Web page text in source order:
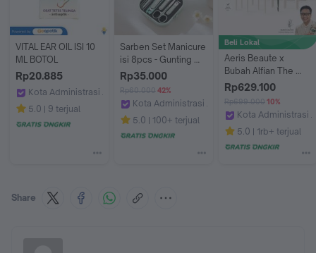
VITAL EAR OIL ISI 10
ML BOTOL
Rp20.885
Kota Administrasi Jakarta Timur
Apotek Clara Jaya By GoApotik
5.0 9 terjual
Sarben Set Manicure
isi 8pcs - Gunting
Kuku Ada
Penampung Kuku -
Set Gunting Kuku isi
8pcs Termasuk Box
Tenteng
Rp35.000
Rp60.000 42%
Kota Administrasi Jakarta Utara
Sarben
5.0 100+ terjual
Beli Lokal
Aeris Beaute x
Bubah Alfian The
Club Series Brush
Set | Make Up Brush
Set Lengkap
Premium Lembut
Vegan Multifungsi
Profesional MUA -
Rp629.100
Rp699.000 10%
Kota Administrasi
Aeris Beaute
5.0 1rb+ terjual
Share